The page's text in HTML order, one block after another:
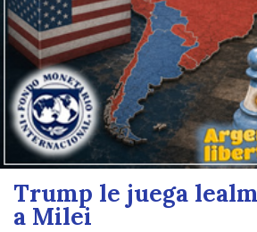
Trump le juega
a Milei